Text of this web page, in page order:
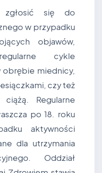
zgłosić się do
w przypadku
objawów,
cykle
obrębie miednicy,
czy też
Regularne
po 18. roku
aktywności
dla utrzymania
Oddział